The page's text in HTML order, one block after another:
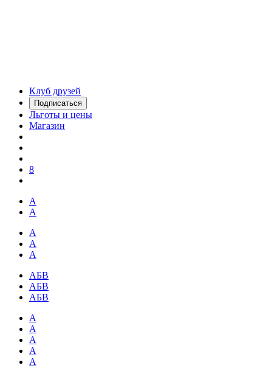
Клуб друзей
Подписаться
Льготы и цены
Магазин
8
А
А
А
А
А
АБВ
АБВ
АБВ
А
А
А
А
А